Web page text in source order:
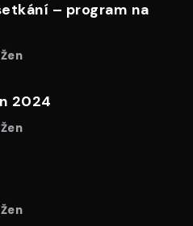
– program na
2024